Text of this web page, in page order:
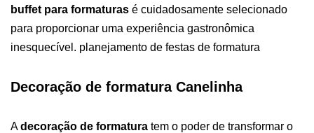
buffet para formaturas é cuidadosamente selecionado
para proporcionar uma experiência gastronômica
inesquecível. planejamento de festas de formatura
Decoração de formatura Canelinha
Adecoração de formatura tem o poder de transformar o